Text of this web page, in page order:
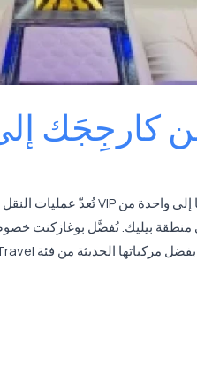
كارجِجَك
تُعدّ عمليات
منطقة بيليك. تُفضَّل بوغازكنت